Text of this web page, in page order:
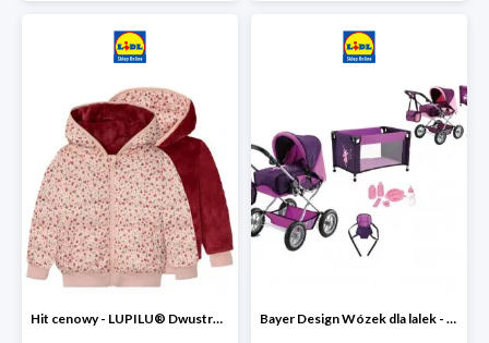
Hit cenowy - LUPILU® Dwustronna kurtka pikowana dziewczęca Bayer Design Wózek dla lalek - megazestaw